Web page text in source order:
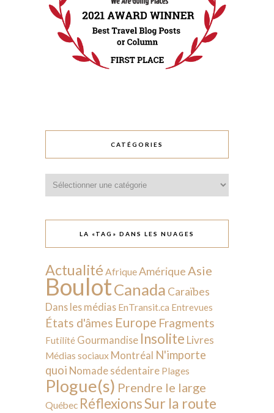
CATÉGORIES
LA «TAG» DANS LES NUAGES
Actualité AfriqueAmériqueAsie
BoulotCanada Caraïbes
Dans les médias EnTransit.ca Entrevues
États d'âmes Europe Fragments
Futilité Gourmandise Insolite Livres
Médias sociaux Montréal N'importe
quoi Nomade sédentaire Plages
Plogue(s) Prendre le large
Québec RéflexionsSur la route